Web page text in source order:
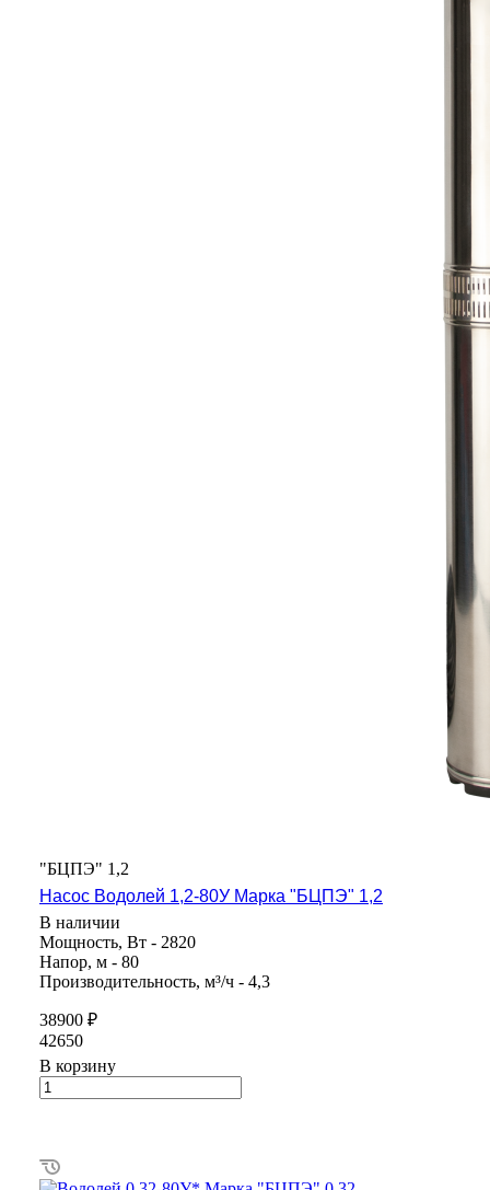
"БЦПЭ" 1,2
Насос Водолей 1,2-80У Марка "БЦПЭ" 1,2
В наличии
Мощность, Вт - 2820
Напор, м - 80
Производительность, м³/ч - 4,3
38900 ₽
42650
В корзину